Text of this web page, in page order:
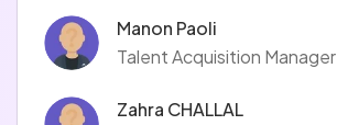
Manon Paoli
Talent Acquisition Manager
Zahra CHALLAL